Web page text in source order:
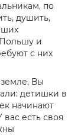
по
душить,
и
с них
Вы
детишки в
начинают
есть своя